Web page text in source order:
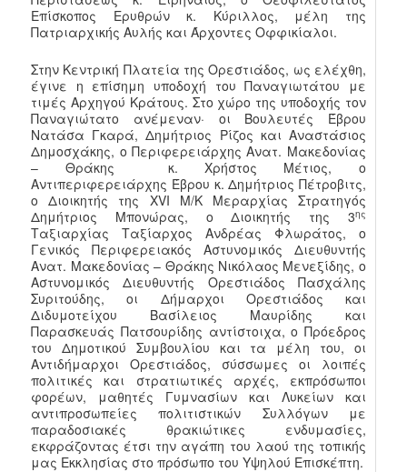
Επίσκοπος Ερυθρών κ. Κύριλλος, μέλη της
Πατριαρχικής Αυλής και Άρχοντες Οφφικίαλοι.
Στην Κεντρική Πλατεία της Ορεστιάδος, ως ελέχθη,
έγινε η επίσημη υποδοχή του Παναγιωτάτου με
τιμές Αρχηγού Κράτους. Στο χώρο της υποδοχής τον
Παναγιώτατο ανέμεναν· οι Βουλευτές Έβρου
Νατάσα Γκαρά, Δημήτριoς Ρίζος και Αναστάσιος
Δημοσχάκης, ο Περιφερειάρχης Ανατ. Μακεδονίας
– Θράκης κ. Χρήστος Μέτιος, ο
Αντιπεριφερειάρχης Έβρου κ. Δημήτριος Πέτροβιτς,
ο Διοικητής της XVI Μ/Κ Μεραρχίας Στρατηγός
Δημήτριος Μπονώρας, ο Διοικητής της 3ης
Ταξιαρχίας Ταξίαρχος Ανδρέας Φλωράτος, ο
Γενικός Περιφερειακός Αστυνομικός Διευθυντής
Ανατ. Μακεδονίας – Θράκης Νικόλαος Μενεξίδης, ο
Αστυνομικός Διευθυντής Ορεστιάδος Πασχάλης
Συριτούδης, οι Δήμαρχοι Ορεστιάδος και
Διδυμοτείχου Βασίλειος Μαυρίδης και
Παρασκευάς Πατσουρίδης αντίστοιχα, ο Πρόεδρος
του Δημοτικού Συμβουλίου και τα μέλη του, οι
Αντιδήμαρχοι Ορεστιάδος, σύσσωμες οι λοιπές
πολιτικές και στρατιωτικές αρχές, εκπρόσωποι
φορέων, μαθητές Γυμνασίων και Λυκείων και
αντιπροσωπείες πολιτιστικών Συλλόγων με
παραδοσιακές θρακιώτικες ενδυμασίες,
εκφράζοντας έτσι την αγάπη του λαού της τοπικής
μας Εκκλησίας στο πρόσωπο του Υψηλού Επισκέπτη.